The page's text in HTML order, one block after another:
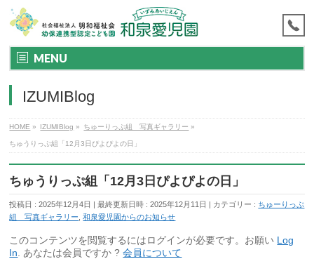
MENU
IZUMIBlog
HOME » IZUMIBlog » ちゅーりっぷ組 写真ギャラリー »
ちゅうりっぷ組「12月3日ぴよぴよの日」
ちゅうりっぷ組「12月3日ぴよぴよの日」
投稿日 : 2025年12月4日 最終更新日時 : 2025年12月11日 カテゴリー : ちゅーりっぷ
組 写真ギャラリー ,和泉愛児園からのお知らせ
このコンテンツを閲覧するにはログインが必要です。お願い Log
In . あなたは会員ですか ?会員について